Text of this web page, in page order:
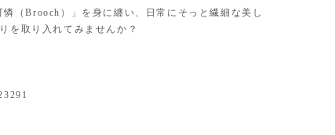
（Brooch）」を身に纏い、日常にそっと繊細な美し
を取り入れてみませんか？